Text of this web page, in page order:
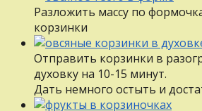
Разложить массу по
корзинки
Отправить корзинки в
духовку на 10-15 минут.
Дать немного остыть и